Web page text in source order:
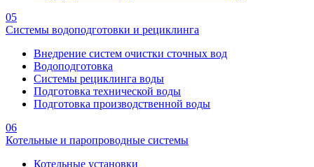
05
Системы водоподготовки и рециклинга
Внедрение систем очистки сточных вод
Водоподготовка
Системы рециклинга воды
Подготовка технической воды
Подготовка производственной воды
06
Котельные и паропроводные системы
Котельные установки